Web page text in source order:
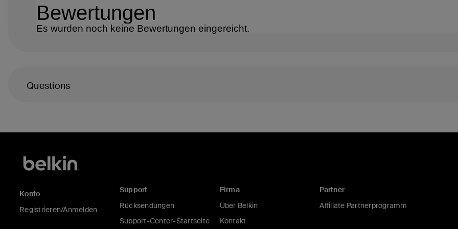
Questions
Konto
Registrieren/Anmelden
Support
Rücksendungen
Support-Center-Startseite
Firma
Über Belkin
Kontakt
Partner
Affiliate Partnerprogramm